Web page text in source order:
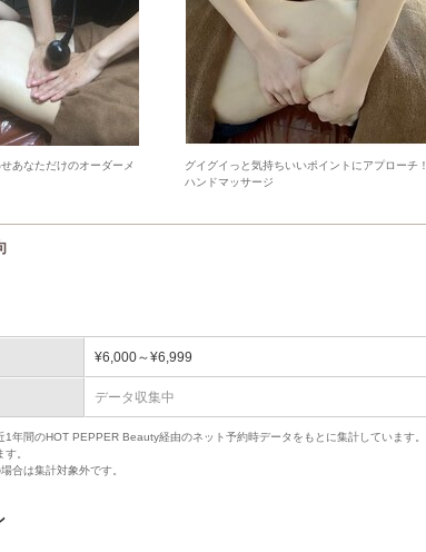
あなただけのオーダーメ
グイグイっと気持ちいいポイントにアプローチ！
ハンドマッサージ
¥6,000～¥6,999
データ収集中
年間のHOT PEPPER Beauty経由のネット予約時データをもとに集計しています。
。
合は集計対象外です。